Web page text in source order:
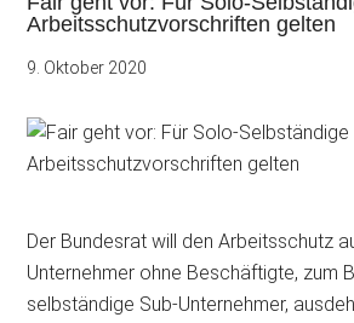
Arbeitsschutzvorschriften gelten
9. Oktober 2020
Der Bundesrat will den Arbeitsschutz
Unternehmer ohne Beschäftigte, zum
selbständige Sub-Unternehmer,